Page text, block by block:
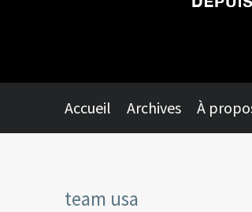
Accueil Archives À
team usa